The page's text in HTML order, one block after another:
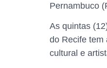
Pernambuco
As quintas
do Recife tem
cultural e